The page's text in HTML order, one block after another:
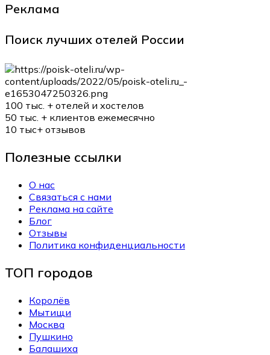
Реклама
Поиск лучших отелей России
100 тыс. + отелей и хостелов
50 тыс. + клиентов ежемесячно
10 тыс+ отзывов
Полезные ссылки
О нас
Связаться с нами
Реклама на сайте
Блог
Отзывы
Политика конфиденциальности
ТОП городов
Королёв
Мытищи
Москва
Пушкино
Балашиха